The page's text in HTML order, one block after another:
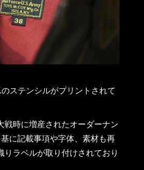
ステンシルがプリントされて
戦時に増産されたオーダーナン
に記載事項や字体、素材も再
りラベルが取り付けされており